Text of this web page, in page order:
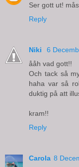
Ser gott ut!
Reply
Niki
6
ååh vad gott!!
Och tack så
haha var så
duktig på att
kram!!
Reply
Carola 8